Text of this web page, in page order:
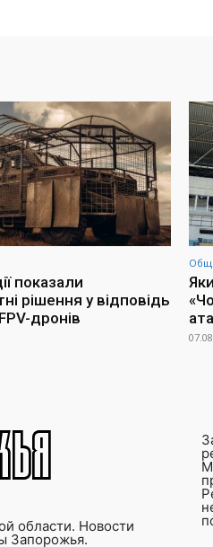
показали
рішення у відповідь
дронів
области. Новости
Запорожья.